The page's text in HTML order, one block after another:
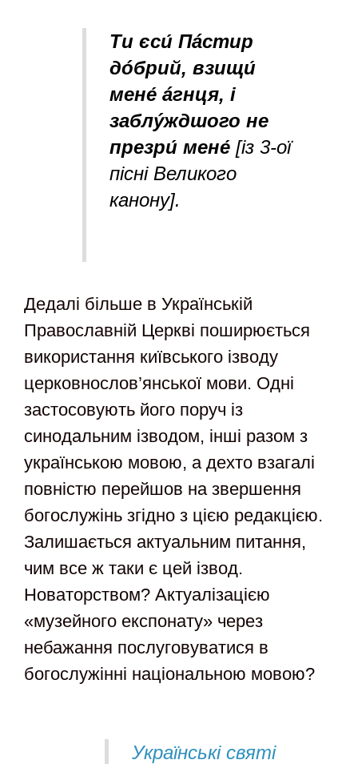
Тu єсиПáстuр
дóбрuй, взuщи
менеáгнця, і
заблýждшого не
презримене[із 3-ої
пісні Великого
канону].
Дедалі більше в Українській
Православній Церкві поширюється
використання київського ізводу
церковнослов’янської мови. Одні
застосовують його поруч із
синодальним ізводом, інші разом з
українською мовою, а дехто взагалі
повністю перейшов на звершення
богослужінь згідно з цією редакцією.
Залишається актуальним питання,
чим все ж таки є цей ізвод.
Новаторством? Актуалізацією
«музейного експонату» через
небажання послуговуватися в
богослужінні національною мовою?
Українські святі